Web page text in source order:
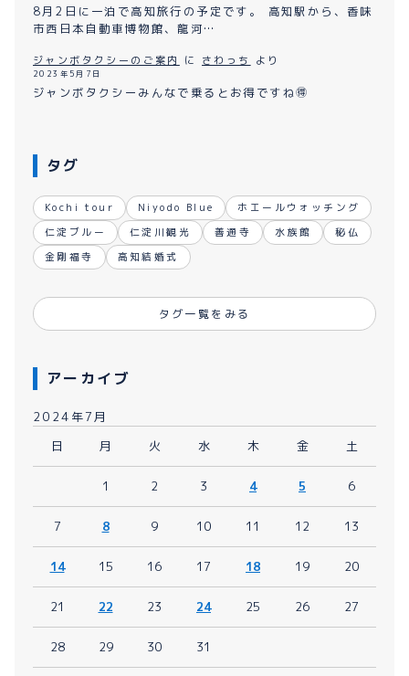
8月2日に一泊で高知旅行の予定です。 高知駅から、香味
市西日本自動車博物館、龍河…
ジャンボタクシーのご案内 に さわっち より
2023年5月7日
ジャンボタクシーみんなで乗るとお得ですね🉐
タグ
Kochi tour Niyodo Blue
ホエールウォッチング
仁淀ブルー
仁淀川観光 善通寺 水族館
秘仏
金剛福寺
高知結婚式
タグ一覧をみる
アーカイブ
2024年7月
日
月 火 水 木 金 土
1 2 3 4 5 6
7 8 9 10 11 12 13
14 15 16 17 18 19 20
21 22 23 24 25 26 27
28 29 30 31